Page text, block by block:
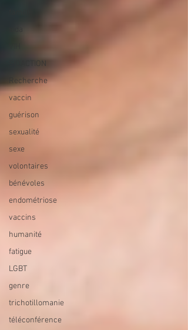
SIDACTION
Recherche
vaccin
guérison
sexualité
sexe
volontaires
bénévoles
endométriose
vaccins
humanité
fatigue
LGBT
genre
trichotillomanie
téléconférence